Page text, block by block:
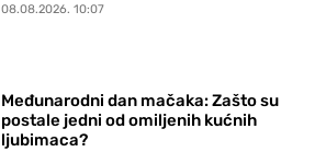
08.08.2026. 10:07
Međunarodni dan mačaka: Zašto su
postale jedni od omiljenih kućnih
ljubimaca?